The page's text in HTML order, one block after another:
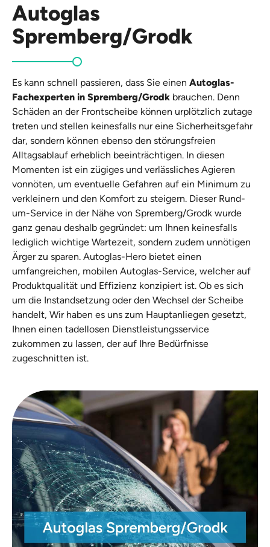
Autoglas
Spremberg/Grodk
Es kann schnell passieren, dass Sie einen Autoglas-
Fachexperten in Spremberg/Grodk brauchen. Denn
Schäden an der Frontscheibe können urplötzlich zutage
treten und stellen keinesfalls nur eine Sicherheitsgefahr
dar, sondern können ebenso den störungsfreien
Alltagsablauf erheblich beeinträchtigen. In diesen
Momenten ist ein zügiges und verlässliches Agieren
vonnöten, um eventuelle Gefahren auf ein Minimum zu
verkleinern und den Komfort zu steigern. Dieser Rund-
um-Service in der Nähe von Spremberg/Grodk wurde
ganz genau deshalb gegründet: um Ihnen keinesfalls
lediglich wichtige Wartezeit, sondern zudem unnötigen
Ärger zu sparen. Autoglas-Hero bietet einen
umfangreichen, mobilen Autoglas-Service, welcher auf
Produktqualität und Effizienz konzipiert ist. Ob es sich
um die Instandsetzung oder den Wechsel der Scheibe
handelt, Wir haben es uns zum Hauptanliegen gesetzt,
Ihnen einen tadellosen Dienstleistungsservice
zukommen zu lassen, der auf Ihre Bedürfnisse
zugeschnitten ist.